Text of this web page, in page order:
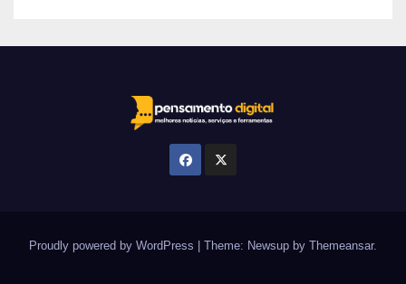
Proudly powered by WordPress Theme: Newsup by Themeansar.